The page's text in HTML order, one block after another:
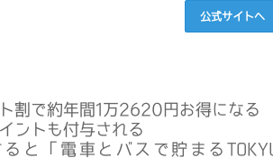
公式サイトへ
割で約年間1万2620円お得になる
ントも付与される
と「電車とバスで貯まるTOKYU